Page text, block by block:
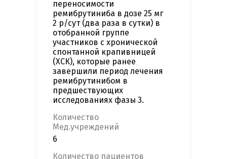
переносимости
ремибрутиниба в дозе 25 мг
2 р/сут (два раза в сутки) в
отобранной группе
участников с хронической
спонтанной крапивницей
(ХСК), которые ранее
завершили период лечения
ремибрутинибом в
предшествующих
исследованиях фазы 3.
Количество
Мед.учреждений
6
Количество пациентов